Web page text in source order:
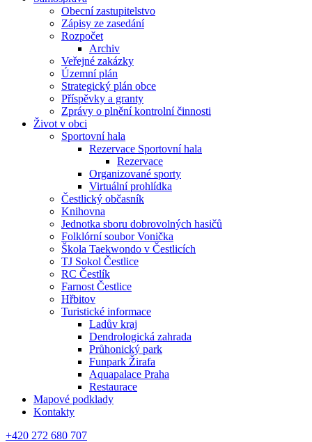
Obecní zastupitelstvo
Zápisy ze zasedání
Rozpočet
Archiv
Veřejné zakázky
Územní plán
Strategický plán obce
Příspěvky a granty
Zprávy o plnění kontrolní činnosti
Život v obci
Sportovní hala
Rezervace Sportovní hala
Rezervace
Organizované sporty
Virtuální prohlídka
Čestlický občasník
Knihovna
Jednotka sboru dobrovolných hasičů
Folklórní soubor Vonička
Škola Taekwondo v Čestlicích
TJ Sokol Čestlice
RC Čestlík
Farnost Čestlice
Hřbitov
Turistické informace
Ladův kraj
Dendrologická zahrada
Průhonický park
Funpark Žirafa
Aquapalace Praha
Restaurace
Mapové podklady
Kontakty
+420 272 680 707